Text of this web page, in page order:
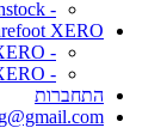
- Birkenstock נשים
XERO
- Barefoot XERO גברים
- Barefoot XERO נשים
התחברות